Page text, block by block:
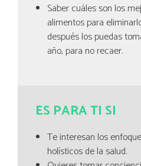
Saber cuáles son los
alimentos para
después los puedas
año, para no recaer.
ES PARA TI SI
Te interesan los
holísticos de la salud.